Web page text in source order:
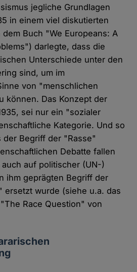
jegliche Grundlagen
in einem viel diskutierten
Buch "We Europeans: A
darlegte, dass die
Unterschiede unter den
sind, um im
von "menschlichen
können. Das Konzept der
sei nur ein "sozialer
Kategorie. Und so
der Begriff der "Rasse"
Debatte fallen
auf politischer (UN-)
ihm geprägten Begriff der
ersetzt wurde (siehe u.a. das
Race Question" von